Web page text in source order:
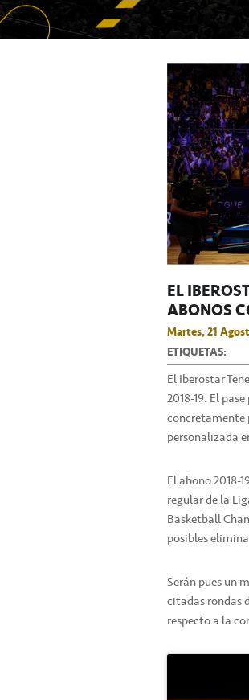
EL
ABONOS
Martes, 21
ETIQUETAS:
El Iberostar
2018-19. El
concretamente
personalizada
El abono 2018-
regular de la
Basketball
posibles
Serán pues un
citadas rondas
respecto a la